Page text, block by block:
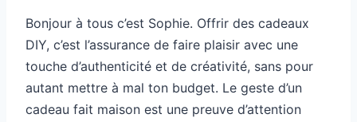
Bonjour à tous c’est Sophie. Offrir des cadeaux
DIY, c’est l’assurance de faire plaisir avec une
touche d’authenticité et de créativité, sans pour
autant mettre à mal ton budget. Le geste d’un
cadeau fait maison est une preuve d’attention